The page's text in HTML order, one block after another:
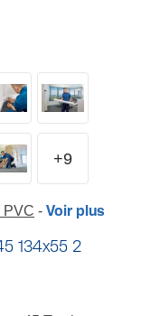
PVC Voir plus
134x55 2